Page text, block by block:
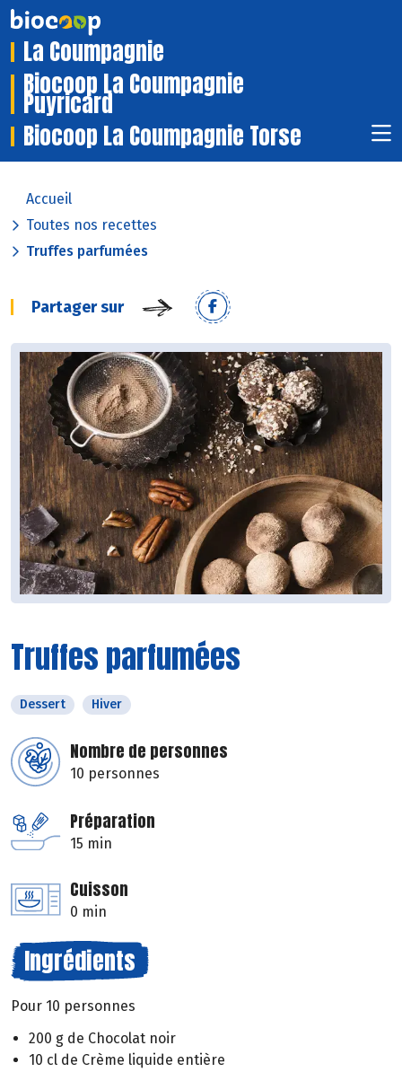
La Coumpagnie
Biocoop La Coumpagnie
Puyricard
Biocoop La Coumpagnie Torse
Accueil
Toutes nos recettes
Truffes parfumées
Partager sur
Truffes parfumées
Dessert Hiver
Nombre de personnes
10 personnes
Préparation
15 min
Cuisson
0 min
Ingrédients
Pour 10 personnes
200 g de Chocolat noir
10 cl de Crème liquide entière